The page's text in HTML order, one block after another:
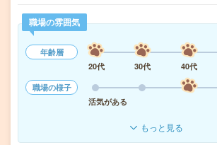
職場の雰囲気
年齢層
20代
30代 40代
職場の様子
活気がある
もっと見る